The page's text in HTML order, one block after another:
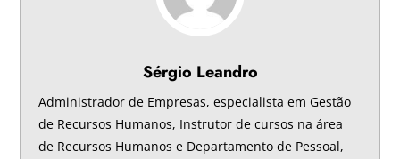
Sérgio Leandro
Administrador de Empresas, especialista em Gestão
de Recursos Humanos, Instrutor de cursos na área
de Recursos Humanos e Departamento de Pessoal,